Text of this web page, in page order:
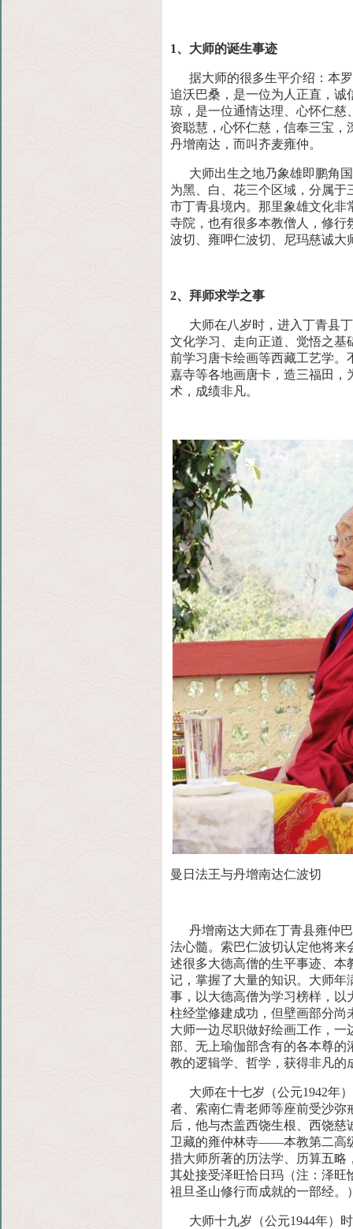
1、大师的诞生事迹
据大师的很多生平介绍：本罗
追沃巴桑，是一位为人正直， 诚
琼，是一位通情达理、心怀仁慈
资聪慧，心怀仁慈，信奉三宝
丹增南达，而叫齐麦雍仲。
大师出生之地乃象雄即鹏角
为黑、白、花三个区域，分属于
市丁青县境内。那里象雄文化非
寺院，也有很多本教僧人，修行
波切、雍呷仁波切、尼玛慈诚大
2、拜师求学之事
大师在八岁时，进入丁青县丁
文化学习、走向正道、觉悟之基
前学习唐卡绘画等西藏工艺学。
嘉寺等各地画唐卡，造三福田，
术，成绩非凡。
曼日法王与丹增南达仁波切
丹增南达大师在丁青县雍仲巴
法心髓。索巴仁波切认定他将来
述很多大德高僧的生平事迹、本
记，掌握了大量的知识。大师年
事，以大德高僧为学习榜样，以
柱经堂修建成功，但壁画部分尚
大师一边尽职做好绘画工作， 一
部、无上瑜伽部含有的各本尊的
教的逻辑学、哲学，获得非凡的
大师在十七岁（公元1942年
者、索南仁青老师等座前受沙弥
后，他与杰盖西饶生根、西饶慈
卫藏的雍仲林寺——本教第二高
措大师所著的历法学、历算五略
其处接受泽旺恰日玛（注：泽旺
祖旦圣山修行而成就的一部经。
大师十九岁（公元1944年）时